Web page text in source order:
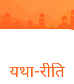
यथा-रीति